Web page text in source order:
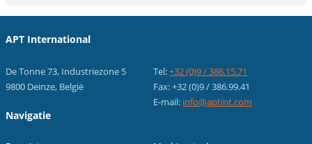
APT International
De Tonne 73, Industriezone 5
9800 Deinze, België
Tel:+32 (0)9 / 386.15.71
Fax: +32 (0)9 / 386.99.41
E-mail: info@aptint.com
Navigatie